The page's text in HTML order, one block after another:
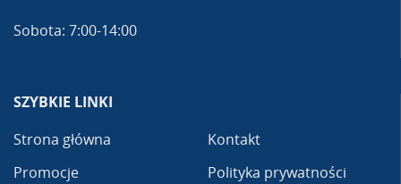
Sobota: 7:00-14:00
SZYBKIE LINKI
Strona główna
Promocje
Kontakt
Polityka prywatności